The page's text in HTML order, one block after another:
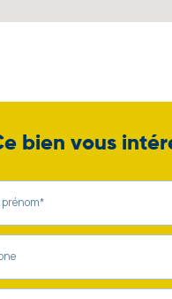
bien vous
prénom*